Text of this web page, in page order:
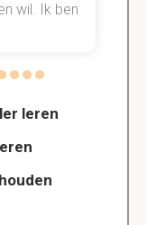
leren
wil. Ik ben